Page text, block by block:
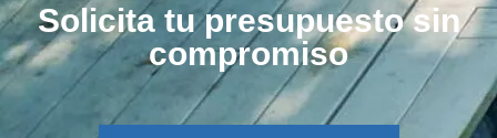
Solicita tu presupuesto sin
compromiso